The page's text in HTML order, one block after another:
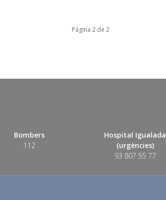
Pàgina 2 de 2
Bombers
112
Hospital Igualada
(urgències)
93 807 55 77